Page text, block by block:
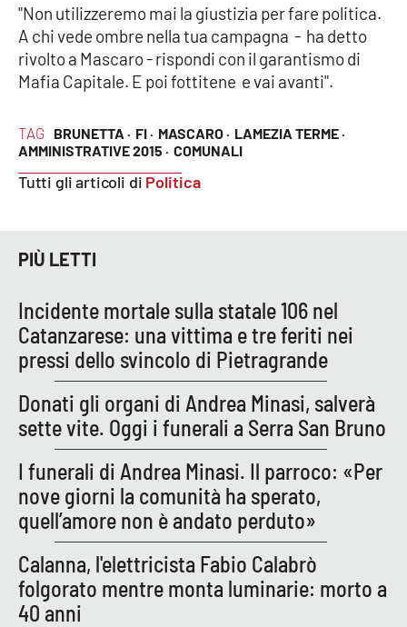
Ambiente
Cronaca
Cultura
Economia e Lavoro
Società
Sport
RUBRICHE
Good Morning Vietnam
Parchi Marini Calabria
Leggendo Alvaro insieme
Imprese Di Calabria
TAG BRUNETTA · FI · MASCARO · LAMEZIA TERME ·
AMMINISTRATIVE 2015 · COMUNALI
Tutti gli articoli di Politica
"Non utilizzeremo mai la giustizia per fare politica.
A chi vede ombre nella tua campagna - ha detto
rivolto a Mascaro - rispondi con il garantismo di
Mafia Capitale. E poi fottitene e vai avanti".
PIÙ LETTI
Incidente mortale sulla statale 106 nel
Catanzarese: una vittima e tre feriti nei
pressi dello svincolo di Pietragrande
Donati gli organi di Andrea Minasi, salverà
sette vite. Oggi i funerali a Serra San Bruno
I funerali di Andrea Minasi. Il parroco: «Per
nove giorni la comunità ha sperato,
quell’amore non è andato perduto»
Calanna, l'elettricista Fabio Calabrò
folgorato mentre monta luminarie: morto a
40 anni